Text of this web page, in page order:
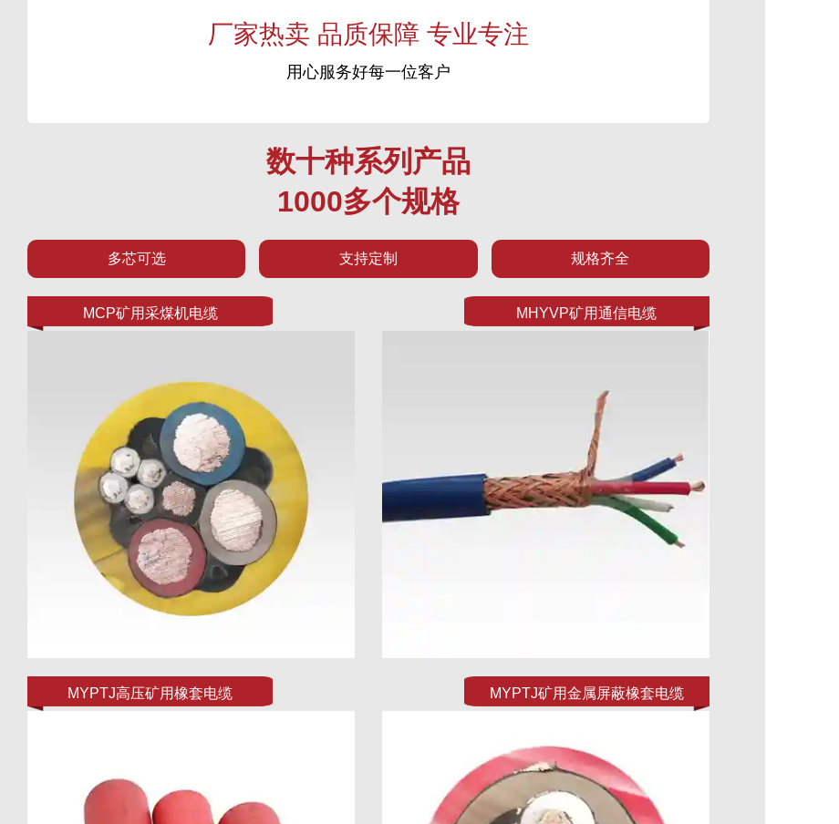
厂家热卖 品质保障 专业专注
用心服务好每一位客户
数十种系列产品
1000多个规格
多芯可选 支持定制 规格齐全
MCP矿用采煤机电缆 MHYVP矿用通信电缆
MYPTJ高压矿用橡套电缆 MYPTJ矿用金属屏蔽橡套电缆